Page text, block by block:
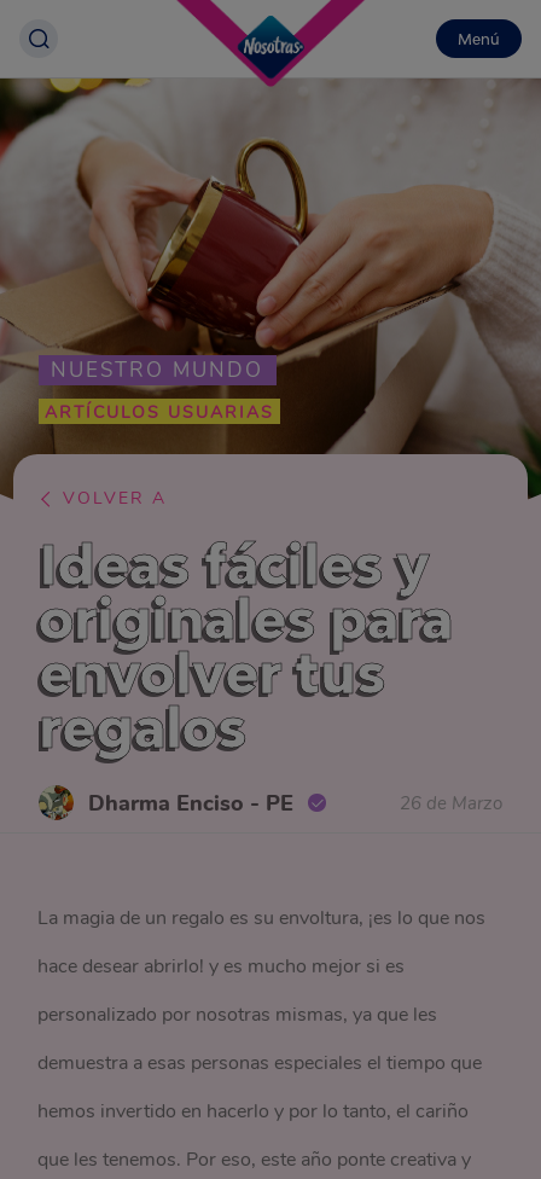
Menú
NUESTRO MUNDO
ARTÍCULOS USUARIAS
VOLVER A
Ideas fáciles y
originales para
envolver tus
regalos
Dharma Enciso - PE 26 de Marzo
​​La magia de un regalo es su envoltura, ¡es lo que nos
hace desear abrirlo! y es mucho mejor si es
personalizado por nosotras mismas, ya que les
demuestra a esas personas especiales el tiempo que
hemos invertido en hacerlo y por lo tanto, el cariño
que les tenemos. Por eso, este año ponte creativa y